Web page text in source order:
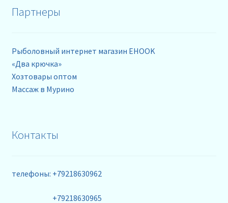
Партнеры
Рыболовный интернет магазин EHOOK
«Два крючка»
Хозтовары оптом
Массаж в Мурино
Контакты
телефоны: +79218630962
+79218630965